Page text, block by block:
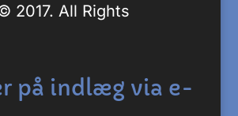
2017. All Rights
på indlæg via e-